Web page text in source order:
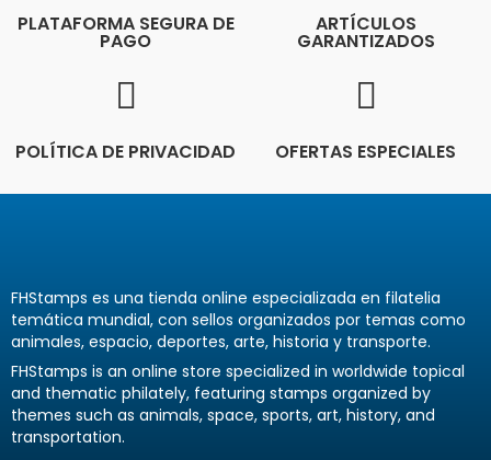
PLATAFORMA SEGURA DE
PAGO
ARTÍCULOS
GARANTIZADOS
POLÍTICA DE PRIVACIDAD OFERTAS ESPECIALES
FHStamps es una tienda online especializada en filatelia
temática mundial, con sellos organizados por temas como
animales, espacio, deportes, arte, historia y transporte.
FHStamps is an online store specialized in worldwide topical
and thematic philately, featuring stamps organized by
themes such as animals, space, sports, art, history, and
transportation.